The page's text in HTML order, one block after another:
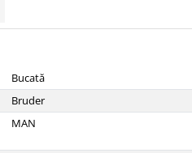
Bucată
Bruder
MAN